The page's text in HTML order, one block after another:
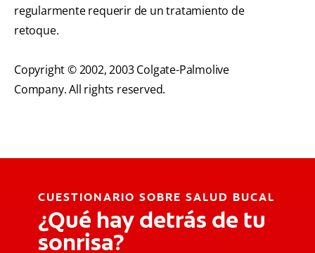
regularmente requerir de un tratamiento de
retoque.
Copyright © 2002, 2003 Colgate-Palmolive
Company. All rights reserved.
CUESTIONARIO SOBRE SALUD BUCAL
¿Qué hay detrás de tu
sonrisa?